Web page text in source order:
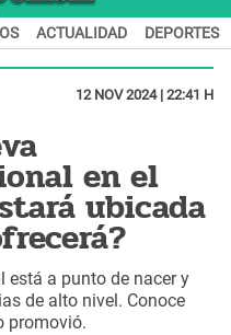
ACTUALIDAD DEPORTES
12 NOV 2024 | 22:41 H
en el
ubicada
está a punto de nacer y
de alto nivel. Conoce
promovió.